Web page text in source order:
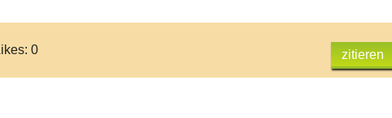
0 zitieren